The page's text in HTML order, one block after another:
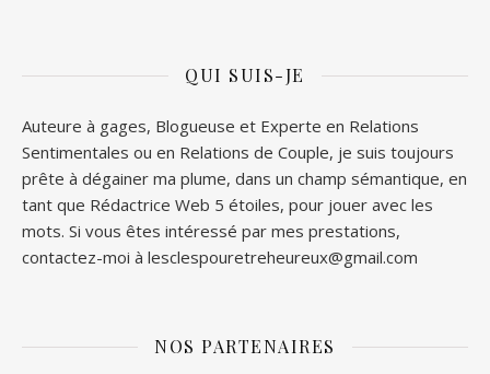
QUI SUIS-JE
Auteure à gages, Blogueuse et Experte en Relations
Sentimentales ou en Relations de Couple, je suis toujours
prête à dégainer ma plume, dans un champ sémantique, en
tant que Rédactrice Web 5 étoiles, pour jouer avec les
mots. Si vous êtes intéressé par mes prestations,
contactez-moi à lesclespouretreheureux@gmail.com
NOS PARTENAIRES